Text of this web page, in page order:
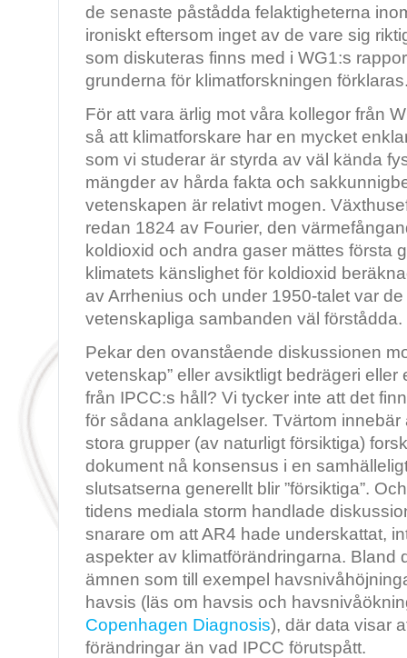
de senaste påstådda felaktigheterna
ironiskt eftersom inget av de vare sig
som diskuteras finns med i WG1:s
grunderna för klimatforskningen
För att vara ärlig mot våra kollegor från
så att klimatforskare har en mycket
som vi studerar är styrda av väl kända
mängder av hårda fakta och
vetenskapen är relativt mogen.
redan 1824 av Fourier, den
koldioxid och andra gaser mättes första
klimatets känslighet för koldioxid
av Arrhenius och under 1950-talet var
vetenskapliga sambanden väl förstådda.
Pekar den ovanstående diskussionen
vetenskap” eller avsiktligt bedrägeri eller
från IPCC:s håll? Vi tycker inte att det
för sådana anklagelser. Tvärtom innebär
stora grupper (av naturligt försiktiga)
dokument nå konsensus i en
slutsatserna generellt blir ”försiktiga”.
tidens mediala storm handlade
snarare om att AR4 hade underskattat,
aspekter av klimatförändringarna. Bland
ämnen som till exempel
havsis (läs om havsis och
Copenhagen Diagnosis), där data visar
förändringar än vad IPCC förutspått.